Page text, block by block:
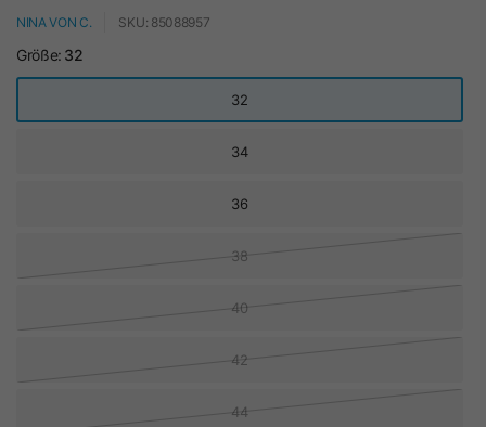
NINA VON C. SKU: 85088957
Größe: 32
32
34
36
38
40
42
44